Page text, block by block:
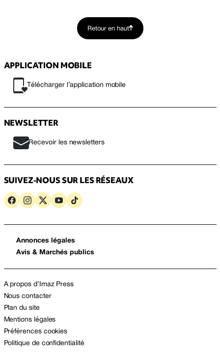
Retour en haut
APPLICATION MOBILE
Télécharger l’application mobile
NEWSLETTER
Recevoir les newsletters
SUIVEZ-NOUS SUR LES RÉSEAUX
Annonces légales
Avis & Marchés publics
A propos d’Imaz Press
Nous contacter
Plan du site
Mentions légales
Préférences cookies
Politique de confidentialité